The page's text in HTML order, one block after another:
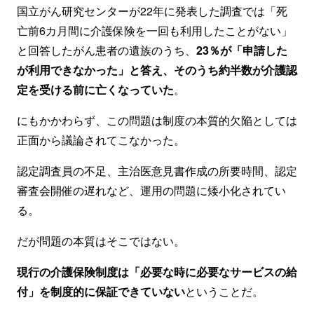
国立がん研究センターが22年に発表した調査では「死
亡前6カ月間に介護保険を一回も利用したことがない」
と回答したがん患者の遺族のうち、 23％が「申請した
が利用できなかった」と答え、そのうち約半数が介護認
定を受ける前に亡くなっていた。
にもかかわらず、この問題は制度の本質的欠陥としては
正面から議論されてこなかった。
認定調査員の不足、主治医意見書作成の所要時間、認定
審査会開催の遅れなど、運用の問題に矮小化されてい
る。
だが問題の本質はそこではない。
現行の介護保険制度は「必要な時に必要なサービスの給
付」を制度的に保証できていないということだ。